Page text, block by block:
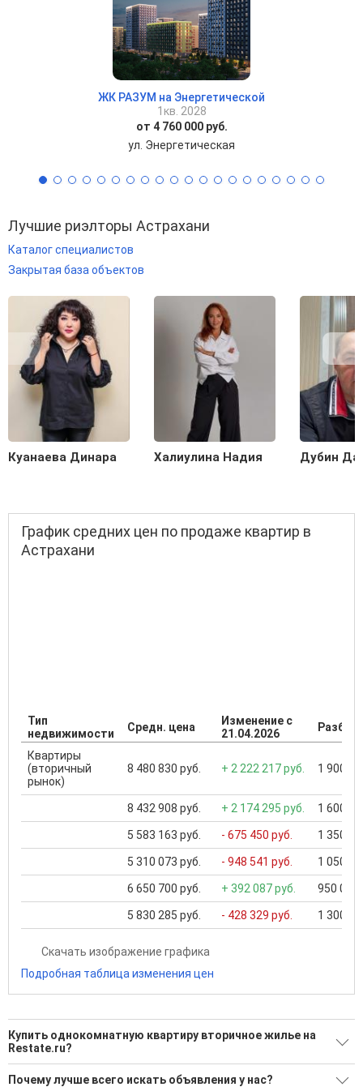
ЖК РАЗУМ на Энергетической
1кв. 2028
от 4 760 000 руб.
ул. Энергетическая
Лучшие риэлторы Астрахани
Каталог специалистов
Закрытая база объектов
Куанаева Динара Халиулина Надия Дубин
График средних цен по продаже квартир в
Астрахани
Тип
недвижимости
Средн. цена
Изменение с
21.04.2026
Квартиры
(вторичный
рынок)
8 480 830 руб. + 2 222 217 руб. 1 900
8 432 908 руб. + 2 174 295 руб. 1 600
5 583 163 руб. - 675 450 руб. 1 350
5 310 073 руб. - 948 541 руб. 1 050
6 650 700 руб. + 392 087 руб. 950 000
5 830 285 руб. - 428 329 руб. 1 300
Скачать изображение графика
Подробная таблица изменения цен
Купить однокомнатную квартиру вторичное жилье на
Restate.ru?
Ищите, как Купить однокомнатную квартиру вторичное
Почему лучше всего искать объявления у нас?